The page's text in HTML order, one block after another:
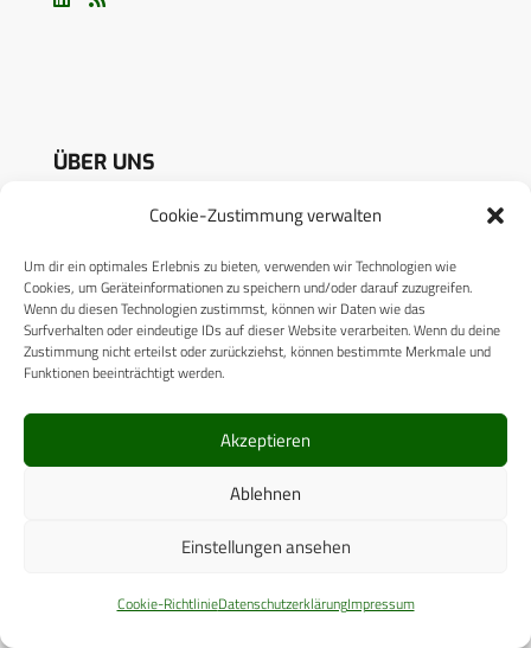
Cookie-Zustimmung verwalten
Um dir ein optimales Erlebnis zu bieten, verwenden wir Technologien wie
Cookies, um Geräteinformationen zu speichern und/oder darauf zuzugreifen.
Wenn du diesen Technologien zustimmst, können wir Daten wie das
Surfverhalten oder eindeutige IDs auf dieser Website verarbeiten. Wenn du deine
Zustimmung nicht erteilst oder zurückziehst, können bestimmte Merkmale und
Funktionen beeinträchtigt werden.
Akzeptieren
Ablehnen
Einstellungen ansehen
Cookie-RichtlinieDatenschutzerklärungImpressum
ÜBER UNS
CPM VERLAG
CPM PUBLICATIONS
CPM EVENTS
KONTAKT
RECHTLICHES